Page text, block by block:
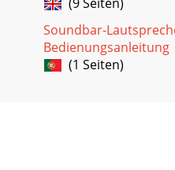
Soundbar-
Bedienungsanleitung
(1 Seiten)